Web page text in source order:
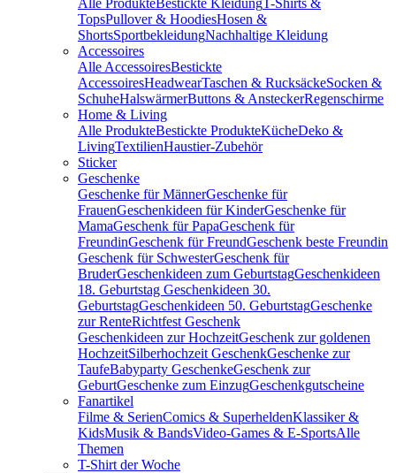
Alle ProdukteBestickte KleidungT-Shirts &
TopsPullover & HoodiesHosen &
ShortsSportbekleidungNachhaltige Kleidung
Accessoires
Alle AccessoiresBestickte
AccessoiresHeadwearTaschen & RucksäckeSocken &
SchuheHalswärmerButtons & AnsteckerRegenschirme
Home & Living
Alle ProdukteBestickte ProdukteKücheDeko &
LivingTextilienHaustier-Zubehör
Sticker
Geschenke
Geschenke für MännerGeschenke für
FrauenGeschenkideen für KinderGeschenke für
MamaGeschenk für PapaGeschenk für
FreundinGeschenk für FreundGeschenk beste Freundin
Geschenk für SchwesterGeschenk für
BruderGeschenkideen zum GeburtstagGeschenkideen
18. Geburtstag Geschenkideen 30.
GeburtstagGeschenkideen 50. GeburtstagGeschenke
zur RenteRichtfest Geschenk
Geschenkideen zur HochzeitGeschenk zur goldenen
HochzeitSilberhochzeit GeschenkGeschenke zur
TaufeBabyparty GeschenkeGeschenk zur
GeburtGeschenke zum EinzugGeschenkgutscheine
Fanartikel
Filme & SerienComics & SuperheldenKlassiker &
KidsMusik & BandsVideo-Games & E-SportsAlle
Themen
T-Shirt der Woche